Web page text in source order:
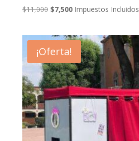
$11,000 Original
$11,000.
$7,500Current
$7,500.
Impuestos Incluidos
¡Oferta!